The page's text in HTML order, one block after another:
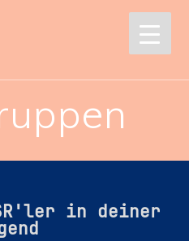
in deiner